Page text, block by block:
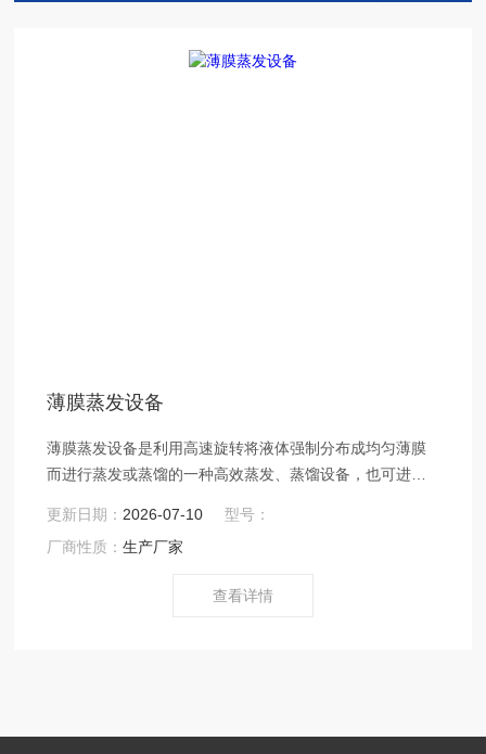
薄膜蒸发设备
薄膜蒸发设备是利用高速旋转将液体强制分布成均匀薄膜
而进行蒸发或蒸馏的一种高效蒸发、蒸馏设备，也可进行
中、西制药、食品、轻工、石油、化工、环保等行业。
更新日期： 2026-07-10
型号：
厂商性质：生产厂家
查看详情